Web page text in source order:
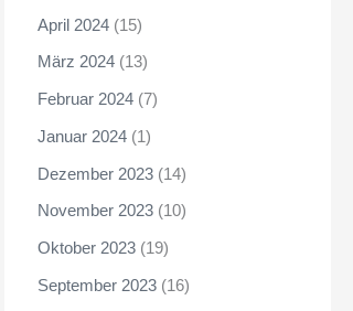
April 2024 (15)
März 2024 (13)
Februar 2024 (7)
Januar 2024 (1)
Dezember 2023 (14)
November 2023 (10)
Oktober 2023 (19)
September 2023 (16)